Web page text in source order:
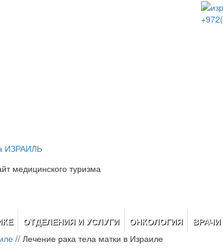
ИЗРАИЛЬ
медицинского туризма
ОТДЕЛЕНИЯ И УСЛУГИ ОНКОЛОГИЯ ВРАЧИ
// Лечение рака тела матки в Израиле